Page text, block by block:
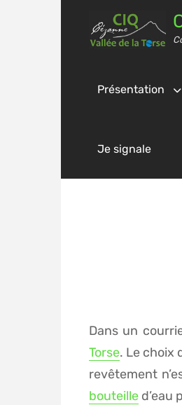
Présentation
Je signale
Dans un
Torse. Le choix
revêtement
bouteille d’eau